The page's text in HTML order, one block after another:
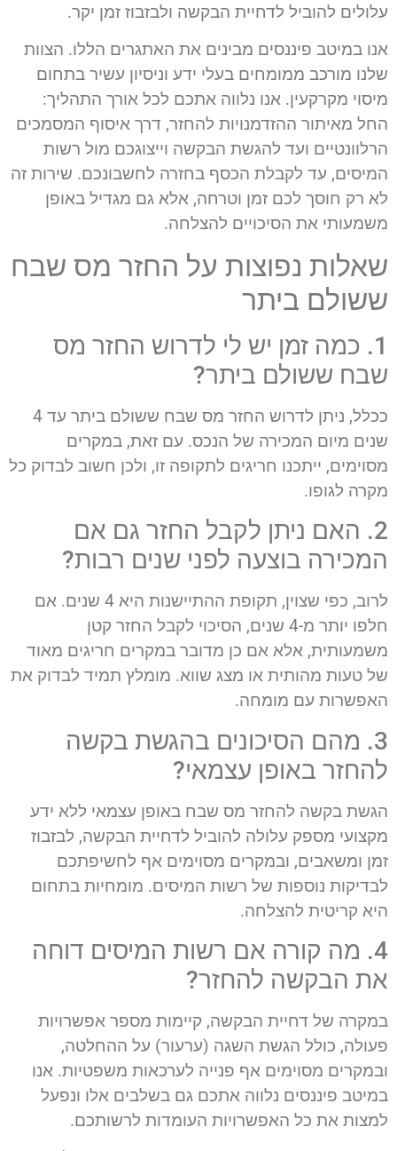
עלולים להוביל לדחיית הבקשה ולבזבוז זמן יקר.
אנו במיטב פיננסים מבינים את האתגרים הללו. הצוות
שלנו מורכב ממומחים בעלי ידע וניסיון עשיר בתחום
מיסוי מקרקעין. אנו נלווה אתכם לכל אורך התהליך:
החל מאיתור ההזדמנויות להחזר, דרך איסוף המסמכים
הרלוונטיים ועד להגשת הבקשה וייצוגכם מול רשות
המיסים, עד לקבלת הכסף בחזרה לחשבונכם. שירות זה
לא רק חוסך לכם זמן וטרחה, אלא גם מגדיל באופן
משמעותי את הסיכויים להצלחה.
שאלות נפוצות על החזר מס שבח
ששולם ביתר
1. כמה זמן יש לי לדרוש החזר מס
שבח ששולם ביתר?
ככלל, ניתן לדרוש החזר מס שבח ששולם ביתר עד 4
שנים מיום המכירה של הנכס. עם זאת, במקרים
מסוימים, ייתכנו חריגים לתקופה זו, ולכן חשוב לבדוק כל
מקרה לגופו.
2. האם ניתן לקבל החזר גם אם
המכירה בוצעה לפני שנים רבות?
לרוב, כפי שצוין, תקופת ההתיישנות היא 4 שנים. אם
חלפו יותר מ-4 שנים, הסיכוי לקבל החזר קטן
משמעותית, אלא אם כן מדובר במקרים חריגים מאוד
של טעות מהותית או מצג שווא. מומלץ תמיד לבדוק את
האפשרות עם מומחה.
3. מהם הסיכונים בהגשת בקשה
להחזר באופן עצמאי?
הגשת בקשה להחזר מס שבח באופן עצמאי ללא ידע
מקצועי מספק עלולה להוביל לדחיית הבקשה, לבזבוז
זמן ומשאבים, ובמקרים מסוימים אף לחשיפתכם
לבדיקות נוספות של רשות המיסים. מומחיות בתחום
היא קריטית להצלחה.
4. מה קורה אם רשות המיסים דוחה
את הבקשה להחזר?
במקרה של דחיית הבקשה, קיימות מספר אפשרויות
פעולה, כולל הגשת השגה (ערעור) על ההחלטה,
ובמקרים מסוימים אף פנייה לערכאות משפטיות. אנו
במיטב פיננסים נלווה אתכם גם בשלבים אלו ונפעל
למצות את כל האפשרויות העומדות לרשותכם.